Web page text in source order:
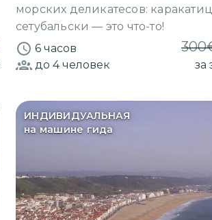
морских деликатесов:
сетубальски — это что-то!
6 часов
300
до 4человек за
ИНДИВИДУАЛЬНАЯ
на машине гида